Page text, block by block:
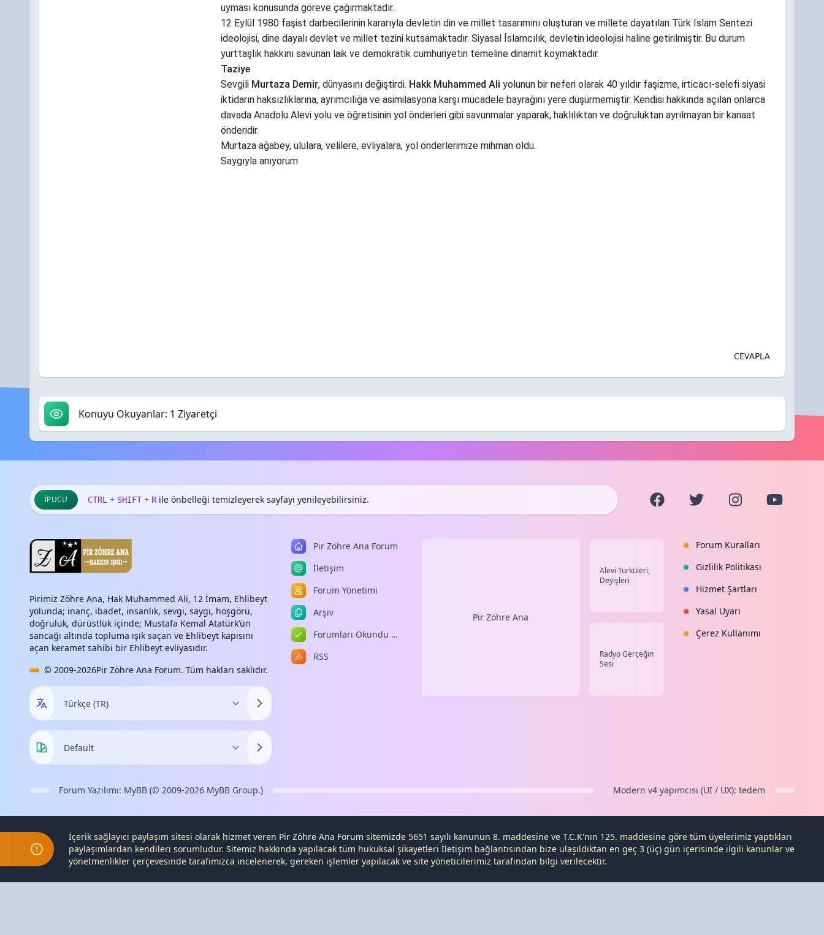
uyması konusunda göreve çağırmaktadır.
12 Eylül 1980 faşist darbecilerinin kararıyla devletin din ve millet tasarımını oluşturan ve millete dayatılan Türk İslam Sentezi
ideolojisi, dine dayalı devlet ve millet tezini kutsamaktadır. Siyasal İslamcılık, devletin ideolojisi haline getirilmiştir. Bu durum
yurttaşlık hakkını savunan laik ve demokratik cumhuriyetin temeline dinamit koymaktadır.
Taziye
Sevgili Murtaza Demir, dünyasını değiştirdi. Hakk Muhammed Ali yolunun bir neferi olarak 40 yıldır faşizme, irticacı-selefi siyasi
iktidarın haksızlıklarına, ayrımcılığa ve asimilasyona karşı mücadele bayrağını yere düşürmemiştir. Kendisi hakkında açılan onlarca
davada Anadolu Alevi yolu ve öğretisinin yol önderleri gibi savunmalar yaparak, haklılıktan ve doğruluktan ayrılmayan bir kanaat
önderidir.
Murtaza ağabey, ululara, velilere, evliyalara, yol önderlerimize mihman oldu.
Saygıyla anıyorum
CEVAPLA
Konuyu Okuyanlar: 1 Ziyaretçi
İPUCU CTRL + SHIFT + Rile önbelleği temizleyerek sayfayı yenileyebilirsiniz.
Pirimiz Zöhre Ana, Hak Muhammed Ali, 12 İmam, Ehlibeyt
yolunda; inanç, ibadet, insanlık, sevgi, saygı, hoşgörü,
doğruluk, dürüstlük içinde; Mustafa Kemal Atatürk’ün
sancağı altında topluma ışık saçan ve Ehlibeyt kapısını
açan keramet sahibi bir Ehlibeyt evliyasıdır.
© 2009-2026Pir Zöhre Ana Forum. Tüm hakları saklıdır.
Pir Zöhre Ana Forum
İletişim
Forum Yönetimi
Arşiv
Forumları Okundu Kabul Et
RSS
Pir Zöhre Ana
Alevi Türküleri,
Deyişleri
Radyo Gerçeğin
Sesi
Forum Kuralları
Gizlilik Politikası
Hizmet Şartları
Yasal Uyarı
Çerez Kullanımı
Forum Yazılımı: MyBB (© 2009-2026 MyBB Group.) Modern v4yapımcısı (UI / UX): tedem
İçerik sağlayıcı paylaşım sitesi olarak hizmet veren Pir Zöhre Ana Forum sitemizde 5651 sayılı kanunun 8. maddesine ve T.C.K'nın 125. maddesine göre tüm üyelerimiz yaptıkları
paylaşımlardan kendileri sorumludur. Sitemiz hakkında yapılacak tüm hukuksal şikayetleri İletişim bağlantısından bize ulaşıldıktan en geç 3 (üç) gün içerisinde ilgili kanunlar ve
yönetmenlikler çerçevesinde tarafımızca incelenerek, gereken işlemler yapılacak ve site yöneticilerimiz tarafından bilgi verilecektir.